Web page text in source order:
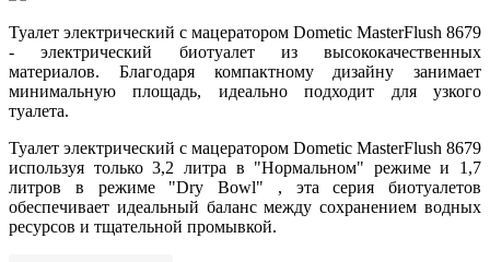
Туалет электрический с мацератором Dometic MasterFlush 8679
- электрический биотуалет из высококачественных
материалов. Благодаря компактному дизайну занимает
минимальную площадь, идеально подходит для узкого
туалета.
Туалет электрический с мацератором Dometic MasterFlush 8679
используя только 3,2 литра в "Нормальном" режиме и 1,7
литров в режиме "Dry Bowl" , эта серия биотуалетов
обеспечивает идеальный баланс между сохранением водных
ресурсов и тщательной промывкой.